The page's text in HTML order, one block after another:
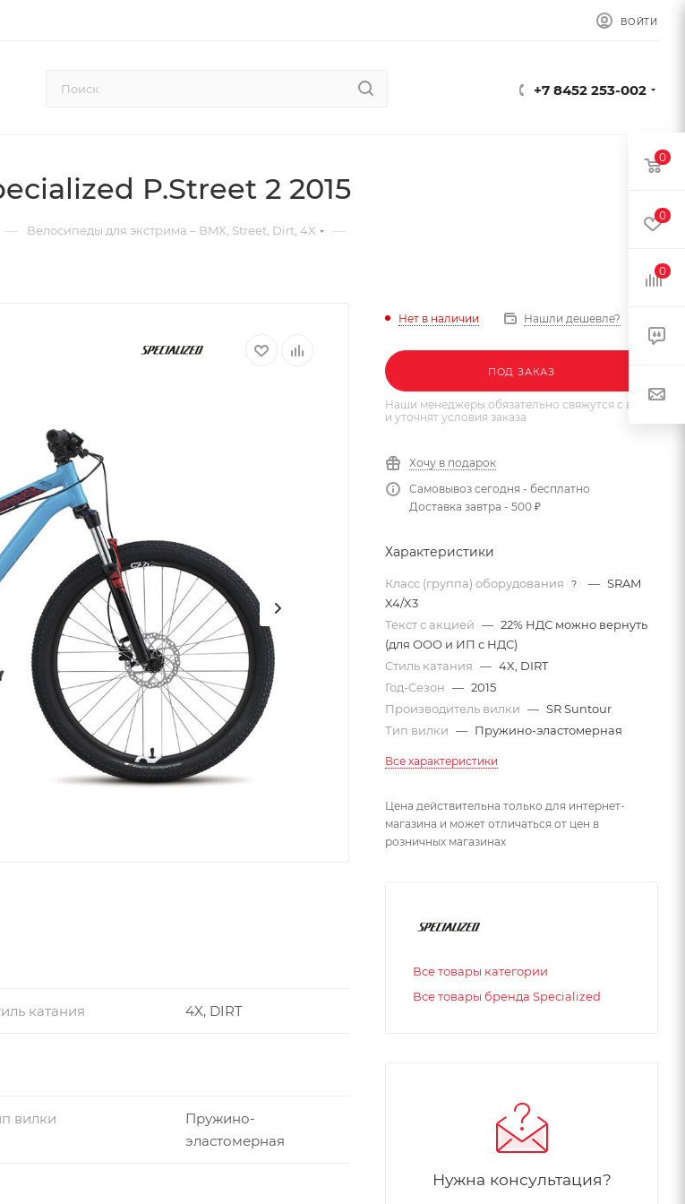
ВОЙТИ
+7 8452 253-002
P.Street 2 2015
— Велосипеды для экстрима – BMX, Street, Dirt, 4X —
катания 4X, DIRT
вилки
Пружино-
эластомерная
Нет в наличии Нашли дешевле?
ПОД ЗАКАЗ
Наши менеджеры обязательно свяжутся с вами
и уточнят условия заказа
Хочу в подарок
Самовывоз сегодня - бесплатно
Доставка завтра - 500 ₽
Характеристики
Класс (группа) оборудования ? — SRAM
X4/X3
Текст с акцией — 22% НДС можно вернуть
(для ООО и ИП с НДС)
Стиль катания — 4X, DIRT
Год-Сезон — 2015
Производитель вилки — SR Suntour
Тип вилки — Пружино-эластомерная
Все характеристики
Цена действительна только для интернет-
магазина и может отличаться от цен в
розничных магазинах
Все товары категории
Все товары бренда Specialized
Нужна консультация?
0
0
0